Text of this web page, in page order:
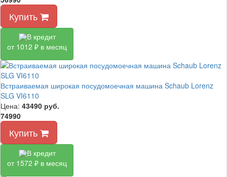
Купить
В кредит
от 1012 ₽ в месяц
Встраиваемая широкая посудомоечная машина Schaub Lorenz
SLG VI6110
Цена: 43490 руб.
74990
Купить
В кредит
от 1572 ₽ в месяц